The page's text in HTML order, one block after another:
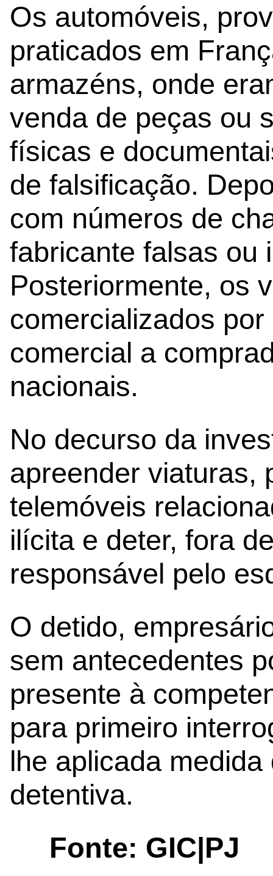
Os automóveis,
praticados em
armazéns, onde
venda de peças ou
físicas e
de falsificação.
com números de
fabricante falsas ou
Posteriormente, os
comercializados
comercial a
nacionais.
No decurso da
apreender viaturas,
telemóveis
ilícita e deter, fora
responsável pelo
O detido,
sem antecedentes
presente à
para primeiro
lhe aplicada
detentiva.
Fonte: GIC|PJ